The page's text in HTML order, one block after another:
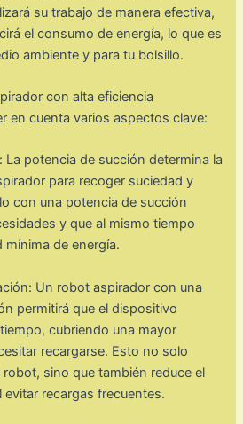
su trabajo de manera efectiva,
el consumo de energía, lo que es
ambiente y para tu bolsillo.
con alta eficiencia
en cuenta varios aspectos clave:
La potencia de succión determina la
para recoger suciedad y
con una potencia de succión
y que al mismo tiempo
de energía.
Un robot aspirador con una
permitirá que el dispositivo
cubriendo una mayor
recargarse. Esto no solo
robot, sino que también reduce el
recargas frecuentes.